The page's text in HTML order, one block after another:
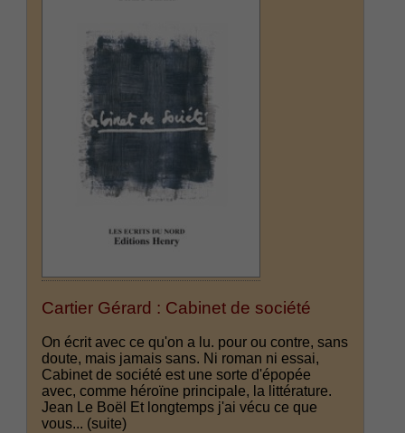
Cartier Gérard : Cabinet de société
On écrit avec ce qu'on a lu. pour ou contre, sans
doute, mais jamais sans. Ni roman ni essai,
Cabinet de société est une sorte d'épopée
avec, comme héroïne principale, la littérature.
Jean Le Boël Et longtemps j'ai vécu ce que
vous... (suite)